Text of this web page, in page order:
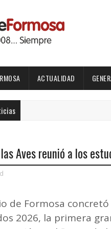
ACTUALIDAD
las Aves reunió a los
de Formosa
2026, la primera